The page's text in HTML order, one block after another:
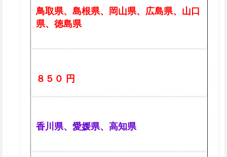
鳥取県、島根県、岡山県、広島県、山口
県、徳島県
８５０ 円
香川県、愛媛県、高知県